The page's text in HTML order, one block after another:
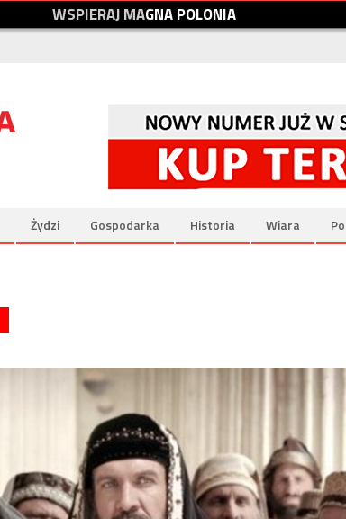
WSPIERAJMAGNAPOLONIA
Żydzi Gospodarka Historia Wiara